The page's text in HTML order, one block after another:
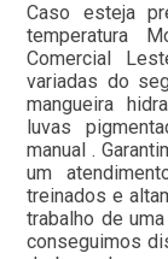
Caso esteja
temperatura
Comercial
variadas do
mangueira
luvas
manual .
um
treinados e
trabalho de
conseguimos